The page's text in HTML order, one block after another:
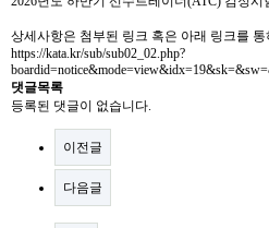
상세사항은 첨부된 링크 혹은 아래 링크를
https://kata.kr/sub/sub02_02.php?
댓글목록
등록된 댓글이 없습니다.
이전글
다음글